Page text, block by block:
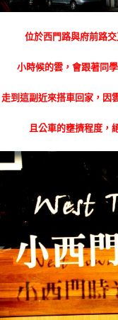
位於西門路與府前路
小時候的雲，會跟著同
走到這副近來搭車回家，因
且公車的壅擠程度，